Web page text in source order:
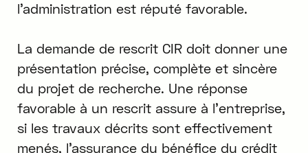
l'administration est réputé favorable.
La demande de rescrit CIR doit donner une
présentation précise, complète et sincère
du projet de recherche. Une réponse
favorable à un rescrit assure à l’entreprise,
si les travaux décrits sont effectivement
menés, l’assurance du bénéfice du crédit